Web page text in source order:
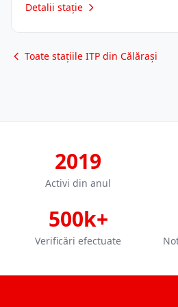
Detalii stație
Toate stațiile ITP din Călărași
2019
Activi din anul
500k+
Verificări efectuate